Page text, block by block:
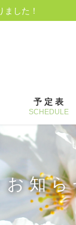
した！
予 定 表
SCHEDULE
お 知 ら